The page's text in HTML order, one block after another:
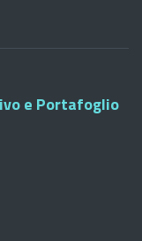
e Portafoglio